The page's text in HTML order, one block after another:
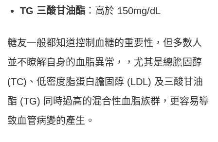
TG 三酸甘油酯 ：高於 150mg/dL
糖友一般都知道控制血糖的重要性，但多數人
並不瞭解自身的血脂異常，，尤其是總膽固醇
(TC)、低密度脂蛋白膽固醇 (LDL) 及三酸甘油
酯 (TG) 同時過高的混合性血脂族群，更容易導
致血管病變的產生。